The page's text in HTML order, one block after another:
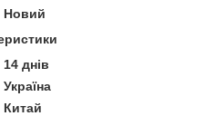
Новий
14 днів
Україна
Китай